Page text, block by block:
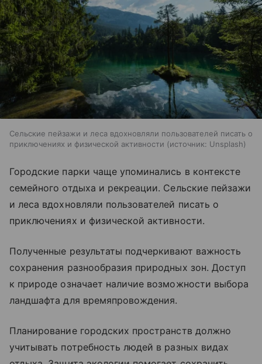
Сельские пейзажи и леса вдохновляли пользователей писать о
приключениях и физической активности
источник: Unsplash
Городские парки чаще упоминались в контексте
семейного отдыха и рекреации. Сельские пейзажи
и леса вдохновляли пользователей писать о
приключениях и физической активности.
Полученные результаты подчеркивают важность
сохранения разнообразия природных зон. Доступ
к природе означает наличие возможности выбора
ландшафта для времяпровождения.
Планирование городских пространств должно
учитывать потребность людей в разных видах